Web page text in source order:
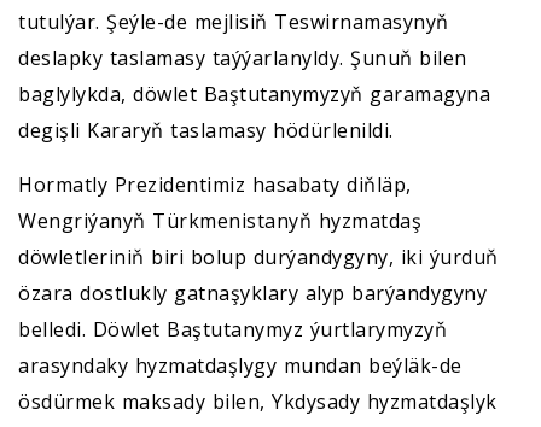
tutulýar. Şeýle-de mejlisiň Teswirnamasynyň
deslapky taslamasy taýýarlanyldy. Şunuň bilen
baglylykda, döwlet Baştutanymyzyň garamagyna
degişli Kararyň taslamasy hödürlenildi.
Hormatly Prezidentimiz hasabaty diňläp,
Wengriýanyň Türkmenistanyň hyzmatdaş
döwletleriniň biri bolup durýandygyny, iki ýurduň
özara dostlukly gatnaşyklary alyp barýandygyny
belledi. Döwlet Baştutanymyz ýurtlarymyzyň
arasyndaky hyzmatdaşlygy mundan beýläk-de
ösdürmek maksady bilen, Ykdysady hyzmatdaşlyk